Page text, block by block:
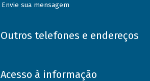
Envie sua mensagem
Outros telefones e endereços
Acesso à informação